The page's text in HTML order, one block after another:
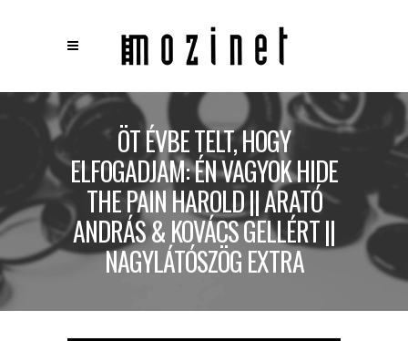
Keresés ×
ÖT ÉVBE TELT, HOGY
ELFOGADJAM: ÉN VAGYOK HIDE
THE PAIN HAROLD || ARATÓ
ANDRÁS & KOVÁCS GELLÉRT ||
NAGYLÁTÓSZÖG EXTRA